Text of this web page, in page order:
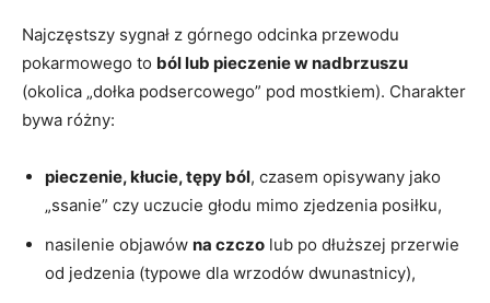
Najczęstszy sygnał z górnego odcinka przewodu
pokarmowego to ból lub pieczenie w nadbrzuszu
(okolica „dołka podsercowego” pod mostkiem). Charakter
bywa różny:
pieczenie, kłucie, tępy ból, czasem opisywany jako
„ssanie” czy uczucie głodu mimo zjedzenia posiłku,
nasilenie objawów na czczo lub po dłuższej przerwie
od jedzenia (typowe dla wrzodów dwunastnicy),